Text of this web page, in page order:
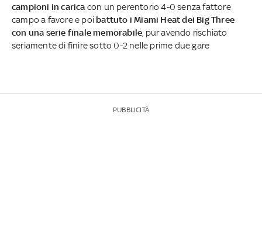
campioni in carica con un perentorio 4-0 senza fattore
campo a favore e poi battuto i Miami Heat dei Big Three
con una serie finale memorabile , pur avendo rischiato
seriamente di finire sotto 0-2 nelle prime due gare
PUBBLICITÀ